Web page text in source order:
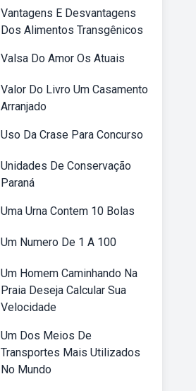
Vantagens E Desvantagens
Dos Alimentos Transgênicos
Valsa Do Amor Os Atuais
Valor Do Livro Um Casamento
Arranjado
Uso Da Crase Para Concurso
Unidades De Conservação
Paraná
Uma Urna Contem 10 Bolas
Um Numero De 1 A 100
Um Homem Caminhando Na
Praia Deseja Calcular Sua
Velocidade
Um Dos Meios De
Transportes Mais Utilizados
No Mundo